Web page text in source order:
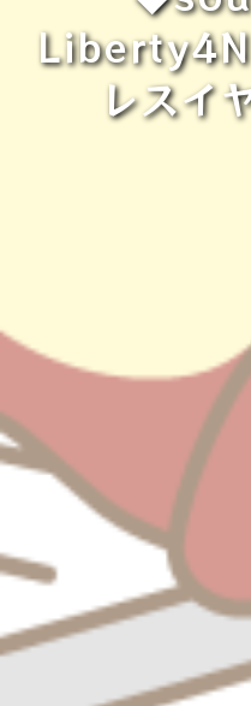
レスイ